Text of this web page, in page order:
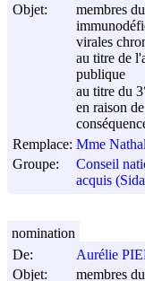
Objet:
membres
virales
au titre de
publique
au titre du
en raison
Remplace: Mme
Groupe:
Conseil
acquis
De:
Aurélie
Objet:
membres
nomination